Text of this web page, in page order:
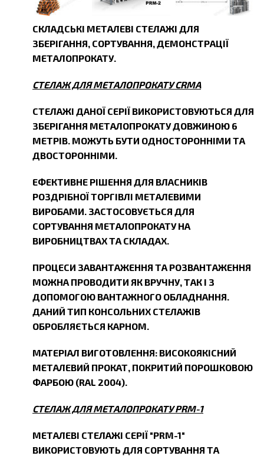
СКЛАДСЬКІ МЕТАЛЕВІ СТЕЛАЖІ ДЛЯ
ЗБЕРІГАННЯ, СОРТУВАННЯ, ДЕМОНСТРАЦІЇ
МЕТАЛОПРОКАТУ.
СТЕЛАЖ ДЛЯ МЕТАЛОПРОКАТУ CRMA
СТЕЛАЖІ ДАНОЇ СЕРІЇ ВИКОРИСТОВУЮТЬСЯ ДЛЯ
ЗБЕРІГАННЯ МЕТАЛОПРОКАТУ ДОВЖИНОЮ 6
МЕТРІВ. МОЖУТЬ БУТИ ОДНОСТОРОННІМИ ТА
ДВОСТОРОННІМИ.
ЕФЕКТИВНЕ РІШЕННЯ ДЛЯ ВЛАСНИКІВ
РОЗДРІБНОЇ ТОРГІВЛІ МЕТАЛЕВИМИ
ВИРОБАМИ. ЗАСТОСОВУЄТЬСЯ ДЛЯ
СОРТУВАННЯ МЕТАЛОПРОКАТУ НА
ВИРОБНИЦТВАХ ТА СКЛАДАХ.
ПРОЦЕСИ ЗАВАНТАЖЕННЯ ТА РОЗВАНТАЖЕННЯ
МОЖНА ПРОВОДИТИ ЯК ВРУЧНУ, ТАК І З
ДОПОМОГОЮ ВАНТАЖНОГО ОБЛАДНАННЯ.
ДАНИЙ ТИП КОНСОЛЬНИХ СТЕЛАЖІВ
ОБРОБЛЯЄТЬСЯ КАРНОМ.
МАТЕРІАЛ ВИГОТОВЛЕННЯ: ВИСОКОЯКІСНИЙ
МЕТАЛЕВИЙ ПРОКАТ, ПОКРИТИЙ ПОРОШКОВОЮ
ФАРБОЮ (RAL 2004).
СТЕЛАЖ ДЛЯ МЕТАЛОПРОКАТУ PRM-1
МЕТАЛЕВІ СТЕЛАЖІ СЕРІЇ "PRM-1"
ВИКОРИСТОВУЮТЬ ДЛЯ СОРТУВАННЯ ТА